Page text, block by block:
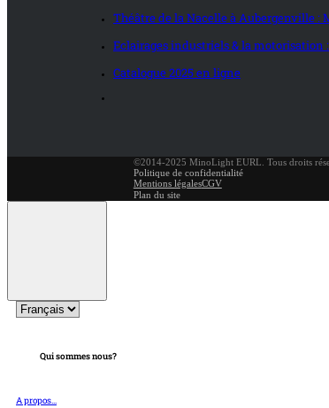
Théâtre de la Nacelle à Aubergenville
Eclairages industriels & la
Catalogue 2025 en ligne
©2014-2025 MinoLight EURL. Tous droits
Politique de confidentialité
Mentions légalesCGV
Plan du site
Qui sommes nous?
A propos...